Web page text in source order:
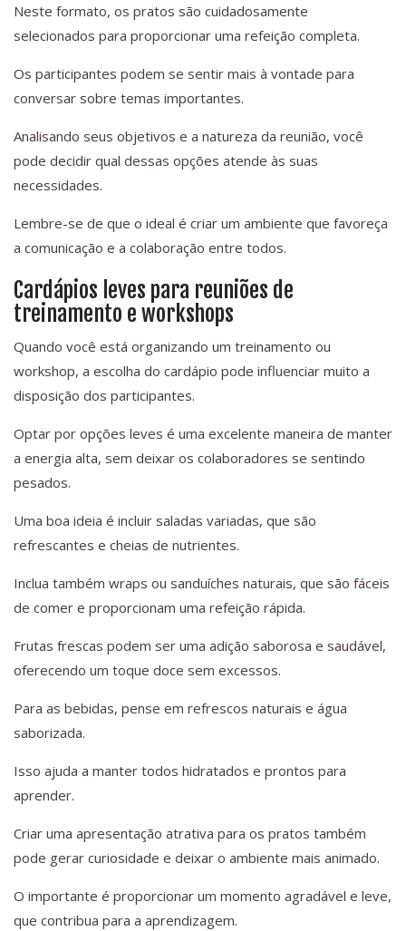
Neste formato, os pratos são cuidadosamente
selecionados para proporcionar uma refeição completa.
Os participantes podem se sentir mais à vontade para
conversar sobre temas importantes.
Analisando seus objetivos e a natureza da reunião, você
pode decidir qual dessas opções atende às suas
necessidades.
Lembre-se de que o ideal é criar um ambiente que favoreça
a comunicação e a colaboração entre todos.
Cardápios leves para reuniões de
treinamento e workshops
Quando você está organizando um treinamento ou
workshop, a escolha do cardápio pode influenciar muito a
disposição dos participantes.
Optar por opções leves é uma excelente maneira de manter
a energia alta, sem deixar os colaboradores se sentindo
pesados.
Uma boa ideia é incluir saladas variadas, que são
refrescantes e cheias de nutrientes.
Inclua também wraps ou sanduíches naturais, que são fáceis
de comer e proporcionam uma refeição rápida.
Frutas frescas podem ser uma adição saborosa e saudável,
oferecendo um toque doce sem excessos.
Para as bebidas, pense em refrescos naturais e água
saborizada.
Isso ajuda a manter todos hidratados e prontos para
aprender.
Criar uma apresentação atrativa para os pratos também
pode gerar curiosidade e deixar o ambiente mais animado.
O importante é proporcionar um momento agradável e leve,
que contribua para a aprendizagem.